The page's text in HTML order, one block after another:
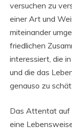
versuchen zu
einer Art und
miteinander
friedlichen
interessiert, die
und die das
genauso zu
Das Attentat auf
eine